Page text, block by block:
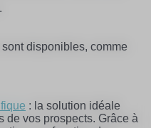
disponibles, comme
: la solution idéale
de vos prospects. Grâce à